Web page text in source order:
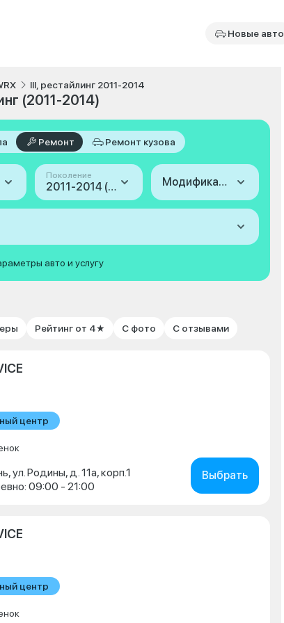
Новые авто
III, рестайлинг 2011-2014
(2011-2014)
Ремонт Ремонт кузова
Поколение
2011-2014 (III, рестайлинг) Модификация
авто и услугу
Рейтинг от 4★ С фото С отзывами
центр
ул. Родины, д. 11а, корп.1
09:00 - 21:00
Выбрать
центр